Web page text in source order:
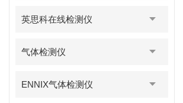
英思科在线检测仪
气体检测仪
ENNIX气体检测仪